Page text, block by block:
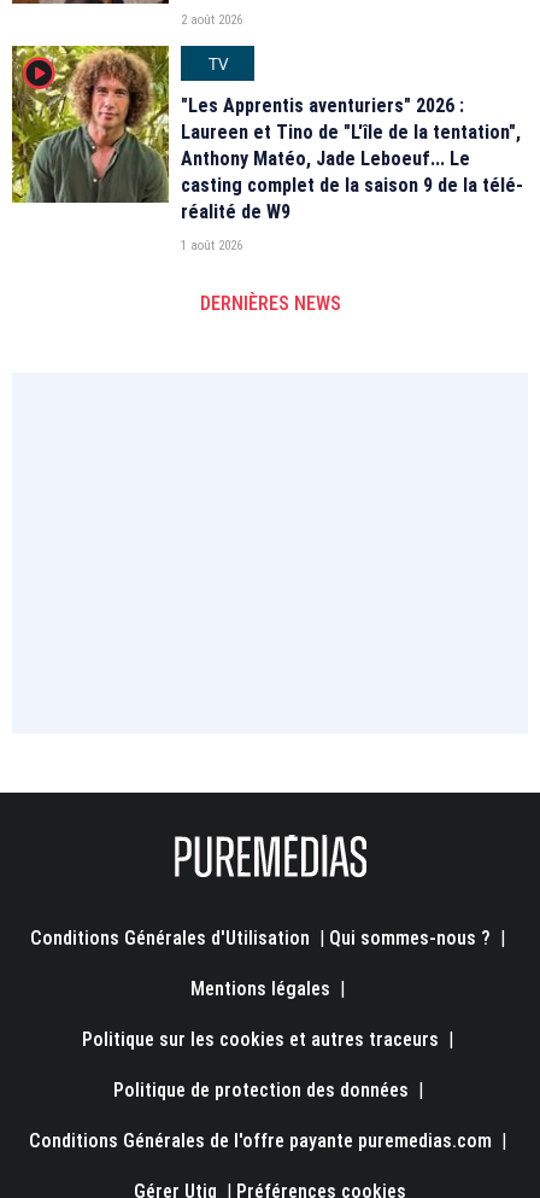
2 août 2026
player2
TV
"Les Apprentis aventuriers" 2026 :
Laureen et Tino de "L'île de la tentation",
Anthony Matéo, Jade Leboeuf... Le
casting complet de la saison 9 de la télé-
réalité de W9
1 août 2026
DERNIÈRES NEWS
Conditions Générales d'Utilisation | Qui sommes-nous ? |
Mentions légales |
Politique sur les cookies et autres traceurs |
Politique de protection des données |
Conditions Générales de l'offre payante puremedias.com |
Gérer Utiq | Préférences cookies